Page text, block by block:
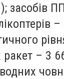
засобів
– 3